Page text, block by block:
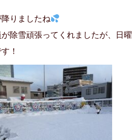
りましたね
除雪頑張ってくれましたが、日
！